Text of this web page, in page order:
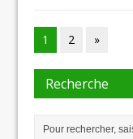
1 2 »
Recherche